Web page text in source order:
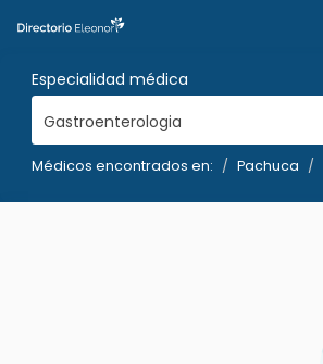
Especialidad médica
Gastroenterologia
Médicos encontrados en: Pachuca